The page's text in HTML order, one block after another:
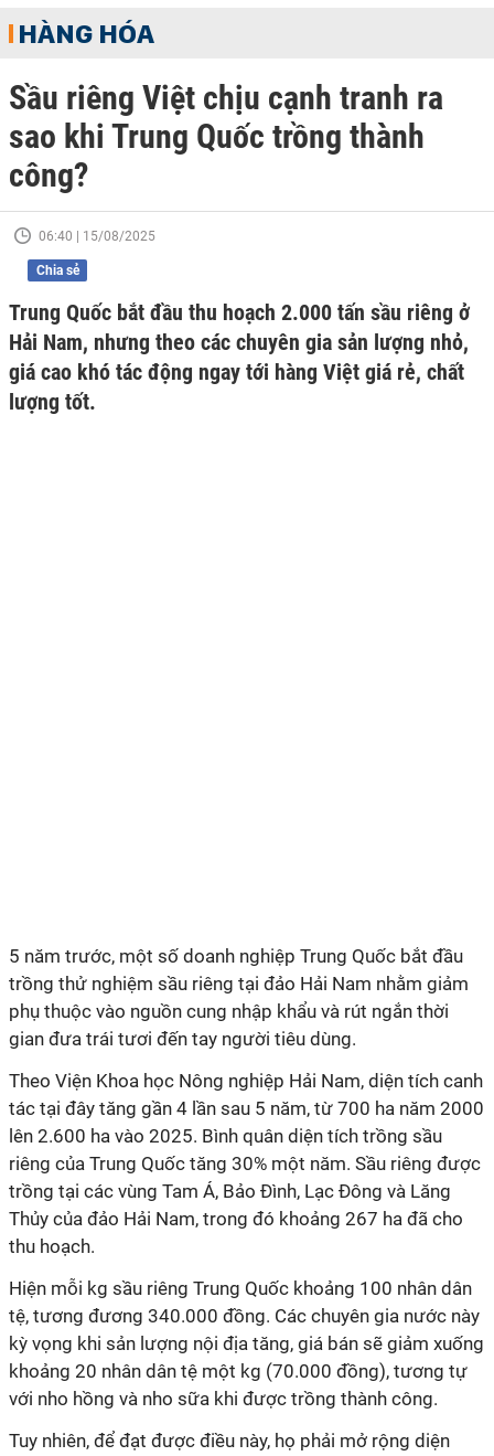
HÀNG HÓA
Sầu riêng Việt chịu cạnh tranh ra
sao khi Trung Quốc trồng thành
công?
06:40 | 15/08/2025
Chia sẻ
Trung Quốc bắt đầu thu hoạch 2.000 tấn sầu riêng ở
Hải Nam, nhưng theo các chuyên gia sản lượng nhỏ,
giá cao khó tác động ngay tới hàng Việt giá rẻ, chất
lượng tốt.
5 năm trước, một số doanh nghiệp Trung Quốc bắt đầu
trồng thử nghiệm sầu riêng tại đảo Hải Nam nhằm giảm
phụ thuộc vào nguồn cung nhập khẩu và rút ngắn thời
gian đưa trái tươi đến tay người tiêu dùng.
Theo Viện Khoa học Nông nghiệp Hải Nam, diện tích canh
tác tại đây tăng gần 4 lần sau 5 năm, từ 700 ha năm 2000
lên 2.600 ha vào 2025. Bình quân diện tích trồng sầu
riêng của Trung Quốc tăng 30% một năm. Sầu riêng được
trồng tại các vùng Tam Á, Bảo Đình, Lạc Đông và Lăng
Thủy của đảo Hải Nam, trong đó khoảng 267 ha đã cho
thu hoạch.
Hiện mỗi kg sầu riêng Trung Quốc khoảng 100 nhân dân
tệ, tương đương 340.000 đồng. Các chuyên gia nước này
kỳ vọng khi sản lượng nội địa tăng, giá bán sẽ giảm xuống
khoảng 20 nhân dân tệ một kg (70.000 đồng), tương tự
với nho hồng và nho sữa khi được trồng thành công.
Tuy nhiên, để đạt được điều này, họ phải mở rộng diện